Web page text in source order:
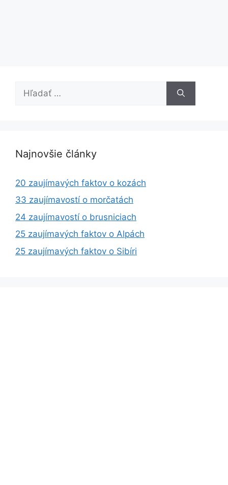
Najnovšie články
20 zaujímavých faktov o kozách
33 zaujímavostí o morčatách
24 zaujímavostí o brusniciach
25 zaujímavých faktov o Alpách
25 zaujímavých faktov o Sibíri